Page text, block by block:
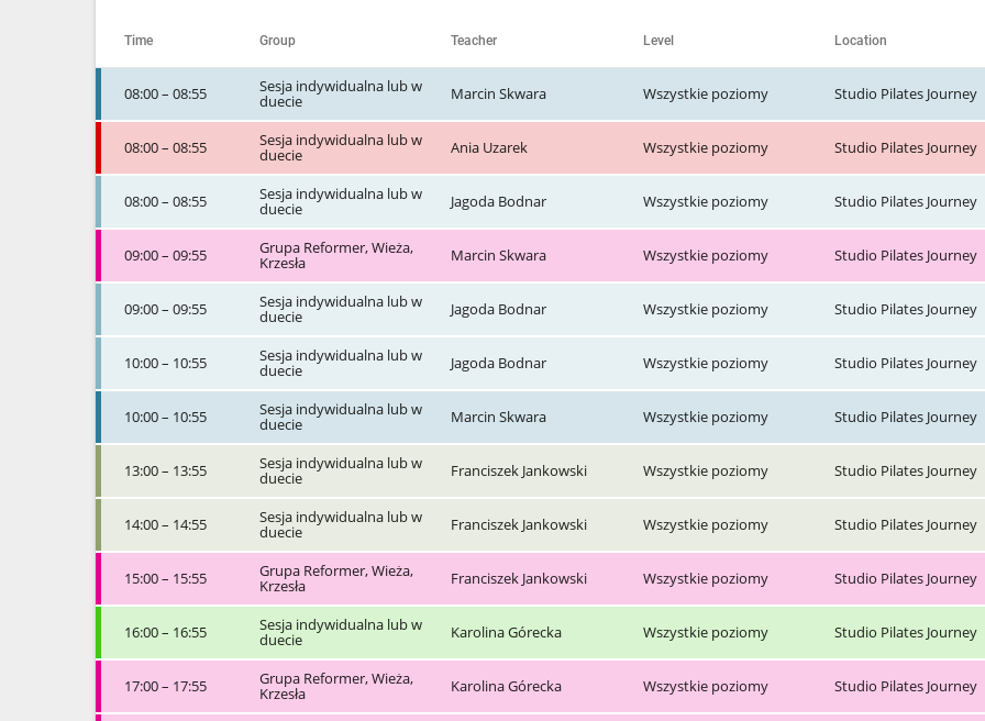
Time Group Teacher Level Location
08:00 – 08:55
Sesja indywidualna lub w
duecie
Marcin Skwara Wszystkie poziomy Studio Pilates Journey
08:00 – 08:55
Sesja indywidualna lub w
duecie
Ania Uzarek Wszystkie poziomy Studio Pilates Journey
08:00 – 08:55
Sesja indywidualna lub w
duecie
Jagoda Bodnar Wszystkie poziomy Studio Pilates Journey
09:00 – 09:55
Grupa Reformer, Wieża,
Krzesła
Marcin Skwara Wszystkie poziomy Studio Pilates Journey
09:00 – 09:55
Sesja indywidualna lub w
duecie
Jagoda Bodnar Wszystkie poziomy Studio Pilates Journey
10:00 – 10:55
Sesja indywidualna lub w
duecie
Jagoda Bodnar Wszystkie poziomy Studio Pilates Journey
10:00 – 10:55
Sesja indywidualna lub w
duecie
Marcin Skwara Wszystkie poziomy Studio Pilates Journey
13:00 – 13:55
Sesja indywidualna lub w
duecie
Franciszek Jankowski Wszystkie poziomy Studio Pilates Journey
14:00 – 14:55
Sesja indywidualna lub w
duecie
Franciszek Jankowski Wszystkie poziomy Studio Pilates Journey
15:00 – 15:55
Grupa Reformer, Wieża,
Krzesła
Franciszek Jankowski Wszystkie poziomy Studio Pilates Journey
16:00 – 16:55
Sesja indywidualna lub w
duecie
Karolina Górecka Wszystkie poziomy Studio Pilates Journey
17:00 – 17:55
Grupa Reformer, Wieża,
Krzesła
Karolina Górecka Wszystkie poziomy Studio Pilates Journey